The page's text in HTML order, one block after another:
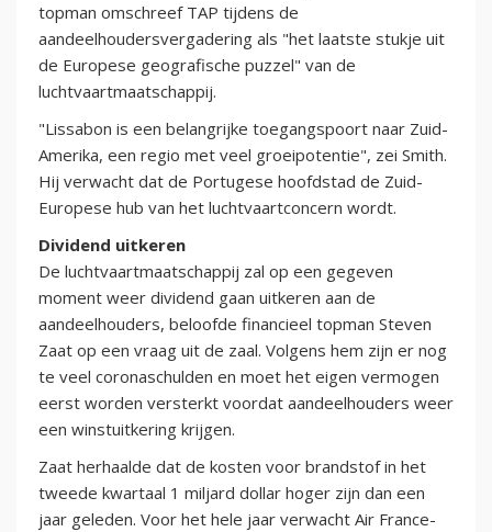
topman omschreef TAP tijdens de
aandeelhoudersvergadering als "het laatste stukje uit
de Europese geografische puzzel" van de
luchtvaartmaatschappij.
"Lissabon is een belangrijke toegangspoort naar Zuid-
Amerika, een regio met veel groeipotentie", zei Smith.
Hij verwacht dat de Portugese hoofdstad de Zuid-
Europese hub van het luchtvaartconcern wordt.
Dividend uitkeren
De luchtvaartmaatschappij zal op een gegeven
moment weer dividend gaan uitkeren aan de
aandeelhouders, beloofde financieel topman Steven
Zaat op een vraag uit de zaal. Volgens hem zijn er nog
te veel coronaschulden en moet het eigen vermogen
eerst worden versterkt voordat aandeelhouders weer
een winstuitkering krijgen.
Zaat herhaalde dat de kosten voor brandstof in het
tweede kwartaal 1 miljard dollar hoger zijn dan een
jaar geleden. Voor het hele jaar verwacht Air France-